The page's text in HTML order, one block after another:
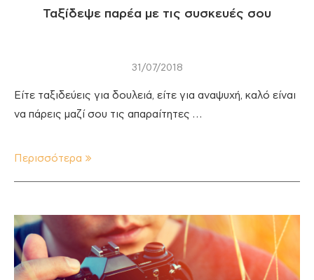
Ταξίδεψε παρέα με τις συσκευές σου
31/07/2018
Είτε ταξιδεύεις για δουλειά, είτε για αναψυχή, καλό είναι
να πάρεις μαζί σου τις απαραίτητες …
Περισσότερα